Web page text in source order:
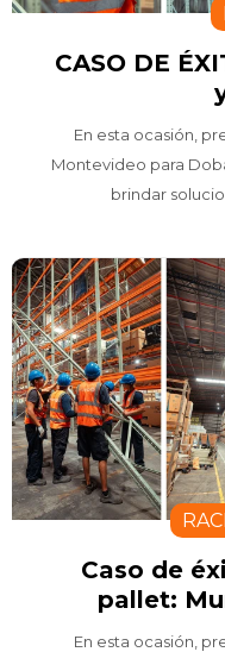
CASO DE
En esta ocasión,
Montevideo para
brindar
Caso de
pallet:
En esta ocasión,